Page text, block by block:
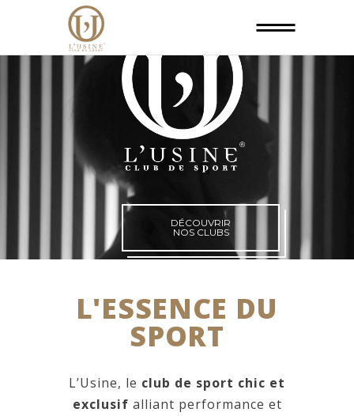
DÉCOUVRIR
NOS CLUBS
L'ESSENCE DU
SPORT
L’Usine, le club de sport chic et
exclusif alliant performance et